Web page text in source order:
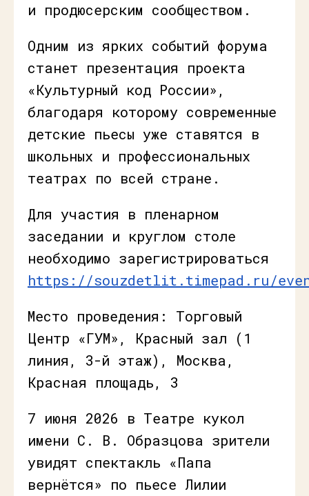
и продюсерским сообществом.
Одним из ярких событий форума
станет презентация проекта
«Культурный код России»,
благодаря которому современные
детские пьесы уже ставятся в
школьных и профессиональных
театрах по всей стране.
Для участия в пленарном
заседании и круглом столе
необходимо зарегистрироваться
https://souzdetlit.timepad.ru/
Место проведения: Торговый
Центр «ГУМ», Красный зал (1
линия, 3-й этаж), Москва,
Красная площадь, 3
7 июня 2026 в Театре кукол
имени С. В. Образцова зрители
увидят спектакль «Папа
вернётся» по пьесе Лилии